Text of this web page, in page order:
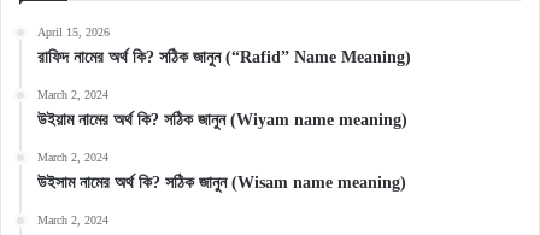
April 15, 2026
রাফিদ নামের অর্থ কি? সঠিক জানুন (“Rafid” Name Meaning)
March 2, 2024
উইয়াম নামের অর্থ কি? সঠিক জানুন (Wiyam name meaning)
March 2, 2024
উইসাম নামের অর্থ কি? সঠিক জানুন (Wisam name meaning)
March 2, 2024